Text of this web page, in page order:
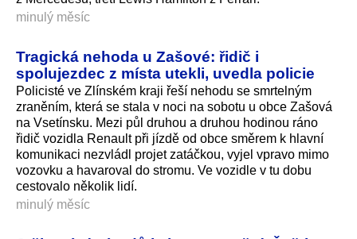
minulý měsíc
Tragická nehoda u Zašové: řidič i
spolujezdec z místa utekli, uvedla policie
Policisté ve Zlínském kraji řeší nehodu se smrtelným
zraněním, která se stala v noci na sobotu u obce Zašová
na Vsetínsku. Mezi půl druhou a druhou hodinou ráno
řidič vozidla Renault při jízdě od obce směrem k hlavní
komunikaci nezvládl projet zatáčkou, vyjel vpravo mimo
vozovku a havaroval do stromu. Ve vozidle v tu dobu
cestovalo několik lidí.
minulý měsíc